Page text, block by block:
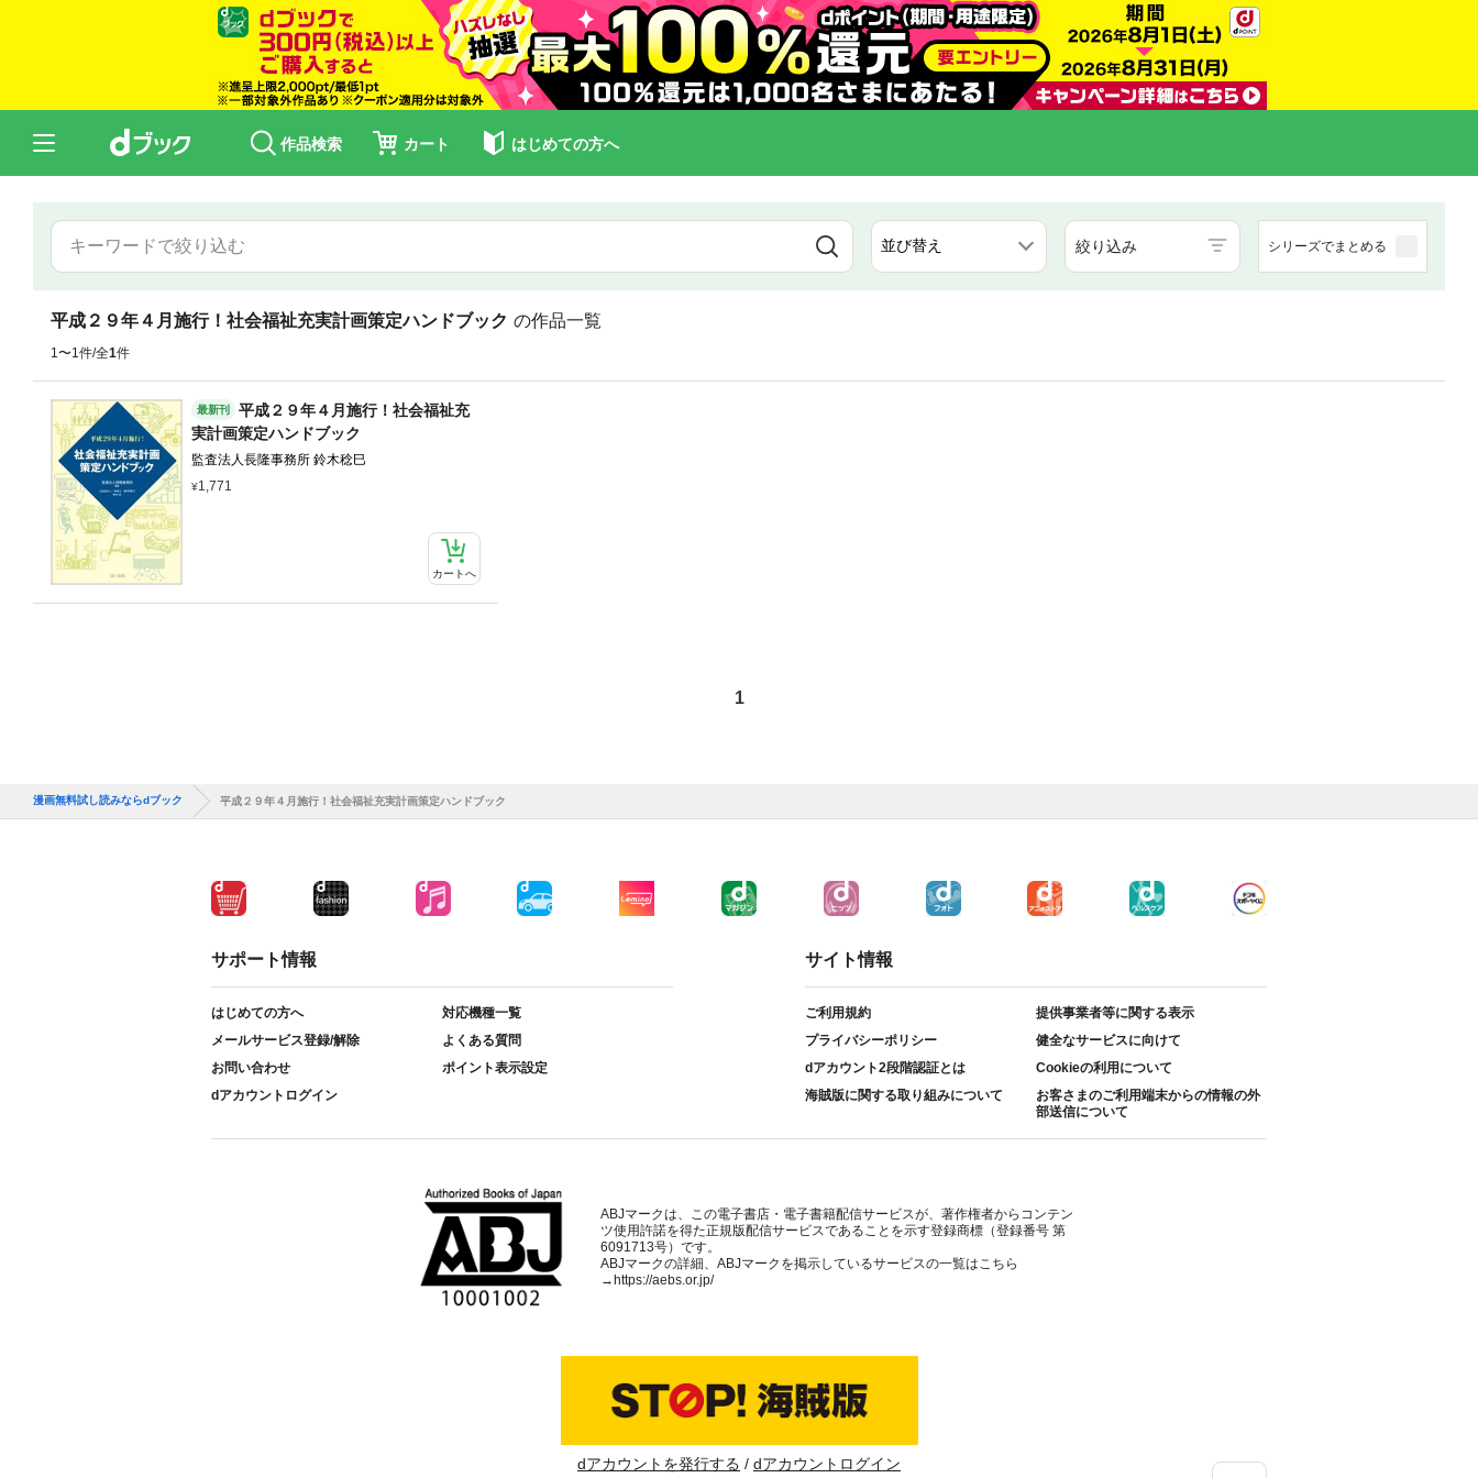
作品検索 カート はじめての方へ
絞り込み シリーズでまとめる
平成２９年４月施行！社会福祉充実計画策定ハンドブック の作品一覧
1〜1件/全1件
最新刊
平成２９年４月施行！社会福祉充
実計画策定ハンドブック
監査法人長隆事務所 鈴木稔巳
1,771
カートへ
1
漫画無料試し読みならdブック 平成２９年４月施行！社会福祉充実計画策定ハンドブック
サポート情報
はじめての方へ
対応機種一覧
メールサービス登録/解除
よくある質問
お問い合わせ
ポイント表示設定
dアカウントログイン
サイト情報
ご利用規約
提供事業者等に関する表示
プライバシーポリシー
健全なサービスに向けて
dアカウント2段階認証とは
Cookieの利用について
海賊版に関する取り組みについて
お客さまのご利用端末からの情報の外
部送信について
ABJマークは、この電子書店・電子書籍配信サービスが、著作権者からコンテン
ツ使用許諾を得た正規版配信サービスであることを示す登録商標（登録番号 第
6091713号）です。
ABJマークの詳細、ABJマークを掲示しているサービスの一覧はこちら
→https://aebs.or.jp/
dアカウントを発行する dアカウントログイン